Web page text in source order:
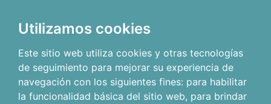
Utilizamos cookies
Este sitio web utiliza cookies y otras tecnologías
de seguimiento para mejorar su experiencia de
navegación con los siguientes fines: para habilitar
la funcionalidad básica del sitio web, para brindar